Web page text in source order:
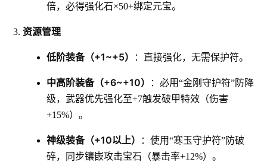
倍，必得强化石×50+绑定元宝。
资源管理
低阶装备（+1~+5） ：直接强化，无需保护符。
中高阶装备（+6~+10）
：必用“金刚守护符”防降
级，武器优先强化至+7触发破甲特效（伤害
+15%）。
神级装备（+10以上）
：使用“寒玉守护符”防破
碎，同步镶嵌攻击宝石（暴击率+12%）。